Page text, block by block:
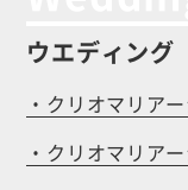
ウエディング
・クリオマリアー
・クリオマリア